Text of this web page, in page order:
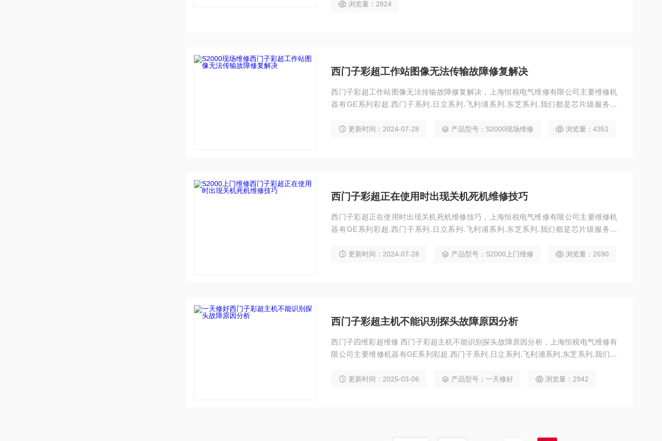
浏览量：2824
西门子彩超工作站图像无法传输故障修复解决
西门子彩超工作站图像无法传输故障修复解决，上海恒税电气维修有限公司主要维修机
器有GE系列彩超.西门子系列.日立系列.飞利浦系列.东芝系列.我们都是芯片级服务维
备件的情况下）48小时为您解决问题，西门子彩超故障维修X600仪器开机报错无法进入
更新时间：2024-07-28 产品型号：S2000现场维修 浏览量：4351
西门子彩超正在使用时出现关机死机维修技巧
西门子彩超正在使用时出现关机死机维修技巧，上海恒税电气维修有限公司主要维修机
器有GE系列彩超.西门子系列.日立系列.飞利浦系列.东芝系列.我们都是芯片级服务维
备件的情况下）48小时为您解决问题，西门子彩超故障维修X600仪器开机报错无法进入
更新时间：2024-07-28 产品型号：S2000上门维修 浏览量：2690
西门子彩超主机不能识别探头故障原因分析
西门子四维彩超维修 西门子彩超主机不能识别探头故障原因分析，上海恒税电气维修有
限公司主要维修机器有GE系列彩超.西门子系列.日立系列.飞利浦系列.东芝系列.我们都
到达现场，（有备件的情况下）48小时为您解决问题，西门子彩超故障维修X600仪器开
更新时间：2025-03-06 产品型号：一天修好 浏览量：2942